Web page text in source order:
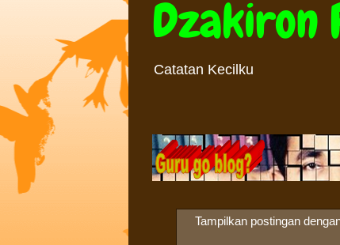
Dzakiron
Catatan Kecilku
Tampilkan postingan